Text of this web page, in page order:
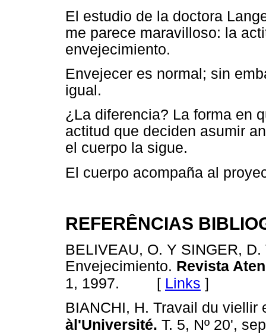
El estudio de la doctora
me parece maravilloso: la
envejecimiento.
Envejecer es normal; sin
igual.
¿La diferencia? La forma en
actitud que deciden asumir
el cuerpo la sigue.
El cuerpo acompaña al
REFERÊNCIAS
BELIVEAU, O. Y SINGER,
Envejecimiento. Revista
1, 1997.
[ Links ]
BIANCHI, H. Travail du viellir
àl'Université. T. 5, Nº 20',